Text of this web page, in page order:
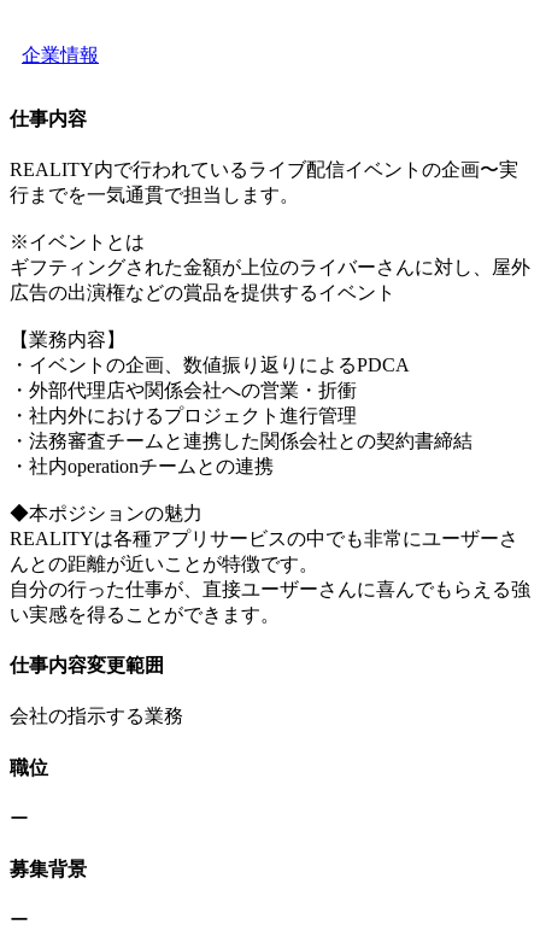
企業情報
仕事内容
REALITY内で行われているライブ配信イベントの企画〜実
行までを一気通貫で担当します。
※イベントとは
ギフティングされた金額が上位のライバーさんに対し、屋外
広告の出演権などの賞品を提供するイベント
【業務内容】
・イベントの企画、数値振り返りによるPDCA
・外部代理店や関係会社への営業・折衝
・社内外におけるプロジェクト進行管理
・法務審査チームと連携した関係会社との契約書締結
・社内operationチームとの連携
◆本ポジションの魅力
REALITYは各種アプリサービスの中でも非常にユーザーさ
んとの距離が近いことが特徴です。
自分の行った仕事が、直接ユーザーさんに喜んでもらえる強
い実感を得ることができます。
仕事内容変更範囲
会社の指示する業務
職位
ー
募集背景
ー